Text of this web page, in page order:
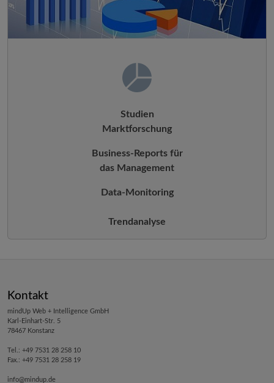
Studien
Marktforschung
Business-Reports für
das Management
Data-Monitoring
Trendanalyse
Kontakt
mindUp Web + Intelligence GmbH
Karl-Einhart-Str. 5
78467 Konstanz
Tel.: +49 7531 28 258 10
Fax.: +49 7531 28 258 19
info@mindup.de